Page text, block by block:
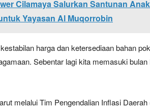
Cilamaya Salurkan Santunan
Yayasan Al Muqorrobin
harga dan ketersediaan bahan
Sebentar lagi kita memasuki bulan
melalui Tim Pengendalian Inflasi